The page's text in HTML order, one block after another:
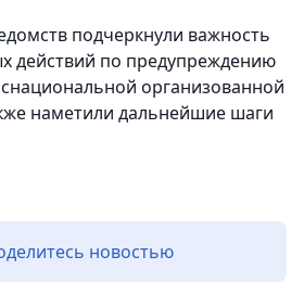
подчеркнули важность
действий по предупреждению
организованной
наметили дальнейшие шаги
новостью